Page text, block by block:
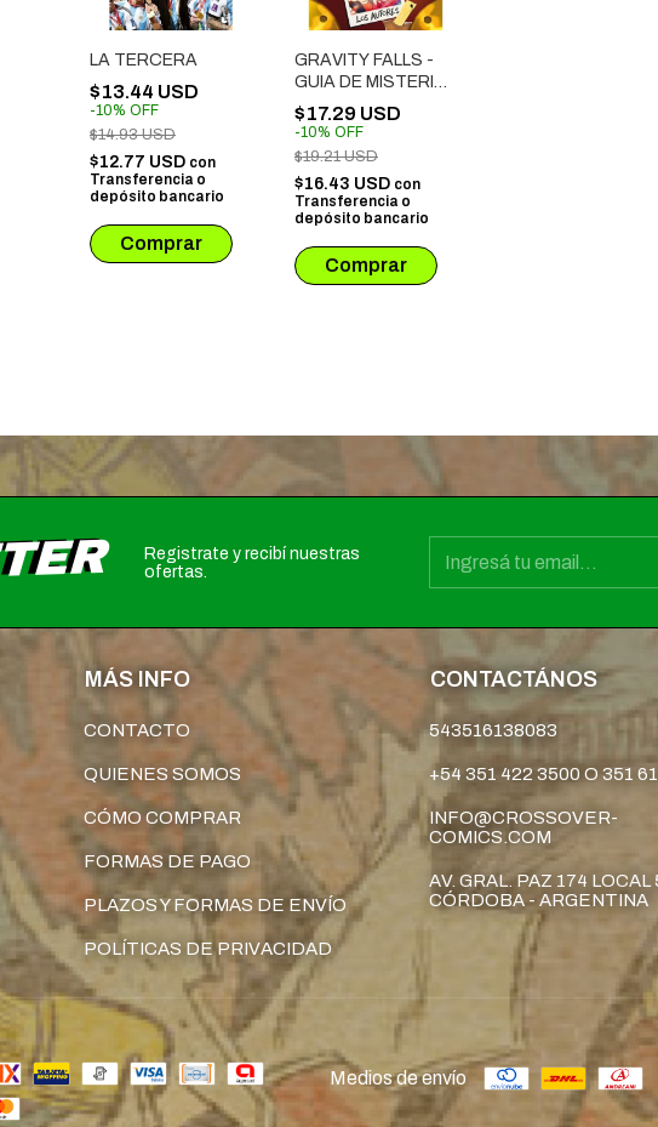
LA TERCERA
$13.44 USD
-10% OFF
$14.93 USD
$12.77 USD con
Transferencia o
depósito bancario
GRAVITY FALLS -
GUIA DE MISTERIO
Y DIVERSION
$17.29 USD
-10% OFF
$19.21 USD
$16.43 USD con
Transferencia o
depósito bancario
Registrate y recibí nuestras
ofertas.
MÁS INFO
CONTACTO
QUIENES SOMOS
CÓMO COMPRAR
FORMAS DE PAGO
PLAZOS Y FORMAS DE ENVÍO
POLÍTICAS DE PRIVACIDAD
CONTACTÁNOS
543516138083
+54 351 422 3500 O 351
INFO@CROSSOVER-
COMICS.COM
AV. GRAL. PAZ 174 LOCAL
CÓRDOBA - ARGENTINA
Medios de envío